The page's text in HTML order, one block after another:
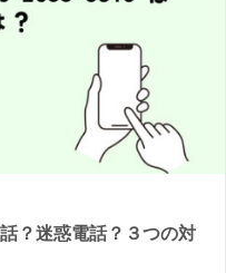
？迷惑電話？３つの対